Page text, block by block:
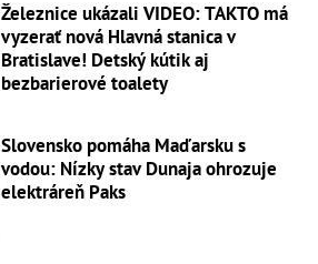
Železnice ukázali VIDEO: TAKTO má
vyzerať nová Hlavná stanica v
Bratislave! Detský kútik aj
bezbarierové toalety
Slovensko pomáha Maďarsku s
vodou: Nízky stav Dunaja ohrozuje
elektráreň Paks